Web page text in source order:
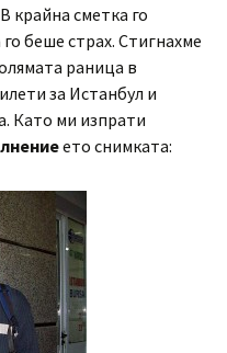
крайна сметка го
беше страх. Стигнахме
раница в
за Истанбул и
Като ми изпрати
ето снимката: